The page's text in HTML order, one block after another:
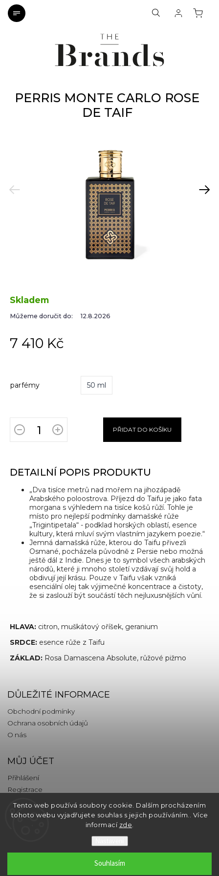
Tento web používá soubory cookie. Dalším procházením
tohoto webu vyjadřujete souhlas s jejich používáním.. Více
informací zde
Souhlasím
PERRIS MONTE CARLO ROSE
DE TAIF
Previous Next
parfémy 50 ml
7 410 Kč
Skladem
Můžeme doručit do: 12.8.2026
PŘIDAT DO KOŠÍKU
DETAILNÍ POPIS PRODUKTU
„Dva tisíce metrů nad mořem na jihozápadě
Arabského poloostrova. Příjezd do Taifu je jako fata
morgana s výhledem na tisíce košů růží. Tohle je
místo pro nejlepší podmínky damašské růže
„Trigintipetala“ - podklad horských oblastí, esence
kultury, která mluví svým vlastním jazykem poezie.“
Jemná damašská růže, kterou do Taifu přivezli
Osmané, pocházela původně z Persie nebo možná
ještě dál z Indie. Dnes je to symbol všech arabských
národů, které ji mnoho století vzdávají svůj hold a
obdivují její krásu. Pouze v Taifu však vzniká
esenciální olej tak výjimečné koncentrace a čistoty,
že si zaslouží být součástí těch nejluxusnějších vůní.
HLAVA: citron, muškátový oříšek, geranium
SRDCE: esence růže z Taifu
ZÁKLAD: Rosa Damascena Absolute, růžové pižmo
DŮLEŽITÉ INFORMACE
Obchodní podmínky
Ochrana osobních údajů
O nás
MŮJ ÚČET
Přihlášení
Registrace
KONTAKT
thebrands.com. Všechna práva vyhrazena.